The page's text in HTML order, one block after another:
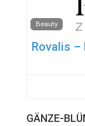
Beauty
Rovalis –
GÄNZE-